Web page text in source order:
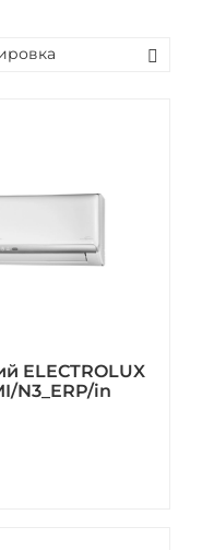
ELECTROLUX
N3_ERP/in